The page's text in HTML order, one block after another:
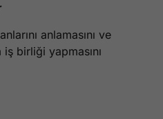
anlamasını ve
birliği yapmasını